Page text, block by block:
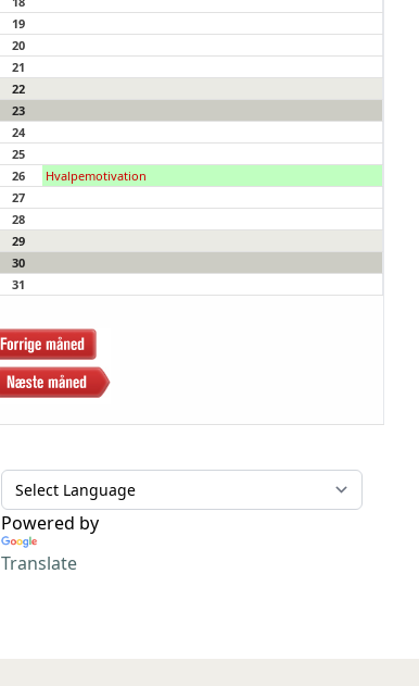
19
20
21
22
23
24
25
26
Hvalpemotivation
27
28
29
30
31
Powered by
Translate